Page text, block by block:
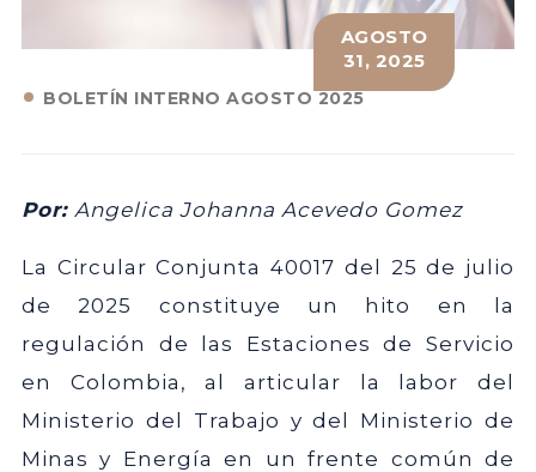
BOLETÍN INTERNO AGOSTO 2025
AGOSTO
31, 2025
Por: Angelica Johanna Acevedo Gomez
La Circular Conjunta 40017 del 25 de julio
de 2025 constituye un hito en la
regulación de las Estaciones de Servicio
en Colombia, al articular la labor del
Ministerio del Trabajo y del Ministerio de
Minas y Energía en un frente común de